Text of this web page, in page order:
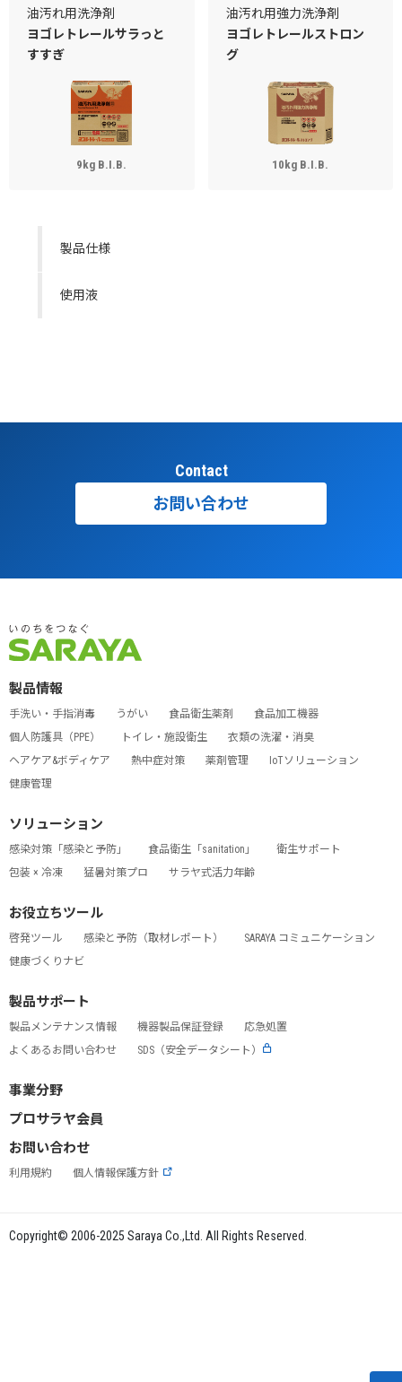
油汚れ用洗浄剤
ヨゴレトレールサラっと
すすぎ
9kg B.I.B.
油汚れ用強力洗浄剤
ヨゴレトレールストロン
グ
10kg B.I.B.
製品仕様
使用液
Contact
お問い合わせ
製品情報
手洗い・手指消毒 うがい 食品衛生薬剤
食品加工機器
個人防護具（PPE）
トイレ・施設衛生
衣類の洗濯・消臭
ヘアケア&ボディケア
熱中症対策 薬剤管理
IoTソリューション
健康管理
ソリューション
感染対策「感染と予防」 食品衛生「sanitation」
衛生サポート
包装 × 冷凍
猛暑対策プロ サラヤ式活力年齢
お役立ちツール
啓発ツール 感染と予防（取材レポート）
SARAYA コミュニケーション
健康づくりナビ
製品サポート
製品メンテナンス情報 機器製品保証登録
応急処置
よくあるお問い合わせ
SDS（安全データシート）
事業分野
プロサラヤ会員
お問い合わせ
利用規約 個人情報保護方針
Copyright© 2006-2025 Saraya Co.,Ltd. All Rights Reserved.